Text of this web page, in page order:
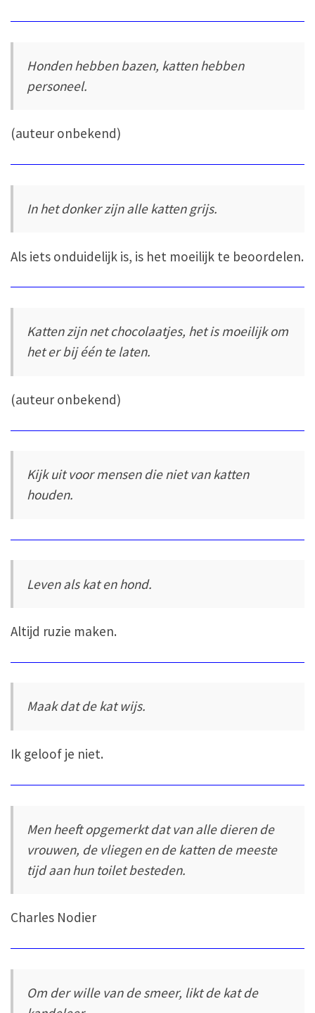
Honden hebben bazen, katten hebben
personeel.
(auteur onbekend)
In het donker zijn alle katten grijs.
Als iets onduidelijk is, is het moeilijk te beoordelen.
Katten zijn net chocolaatjes, het is moeilijk om
het er bij één te laten.
(auteur onbekend)
Kijk uit voor mensen die niet van katten
houden.
Leven als kat en hond.
Altijd ruzie maken.
Maak dat de kat wijs.
Ik geloof je niet.
Men heeft opgemerkt dat van alle dieren de
vrouwen, de vliegen en de katten de meeste
tijd aan hun toilet besteden.
Charles Nodier
Om der wille van de smeer, likt de kat de